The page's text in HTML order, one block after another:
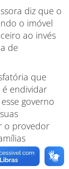
diz que o
o imóvel
ao invés
de
que
é endividar
governo
o provedor